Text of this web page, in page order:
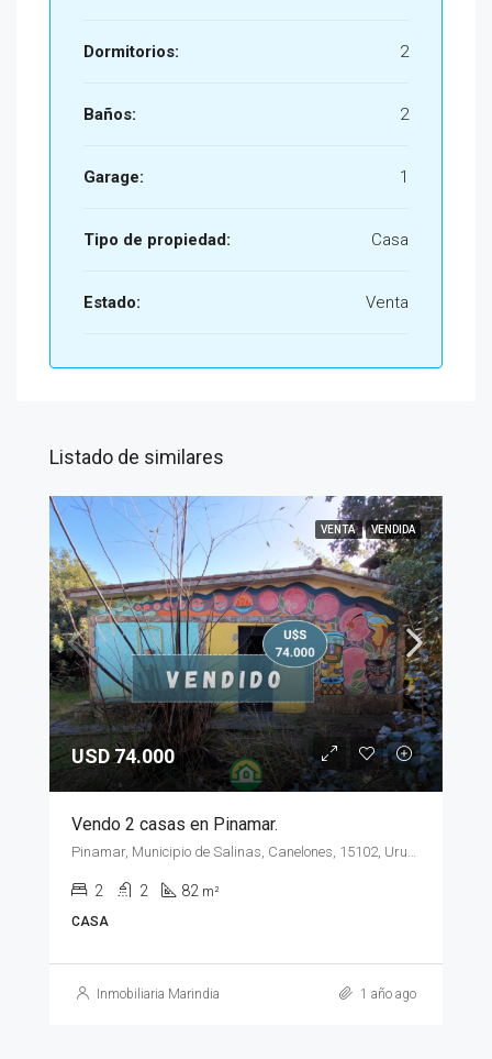
Dormitorios: 2
Baños: 2
Garage: 1
Tipo de propiedad: Casa
Estado: Venta
Listado de similares
VENTA VENDIDA
USD 74.000
Vendo 2 casas en Pinamar.
2 2 82 m²
CASA
Inmobiliaria Marindia 1 año ago